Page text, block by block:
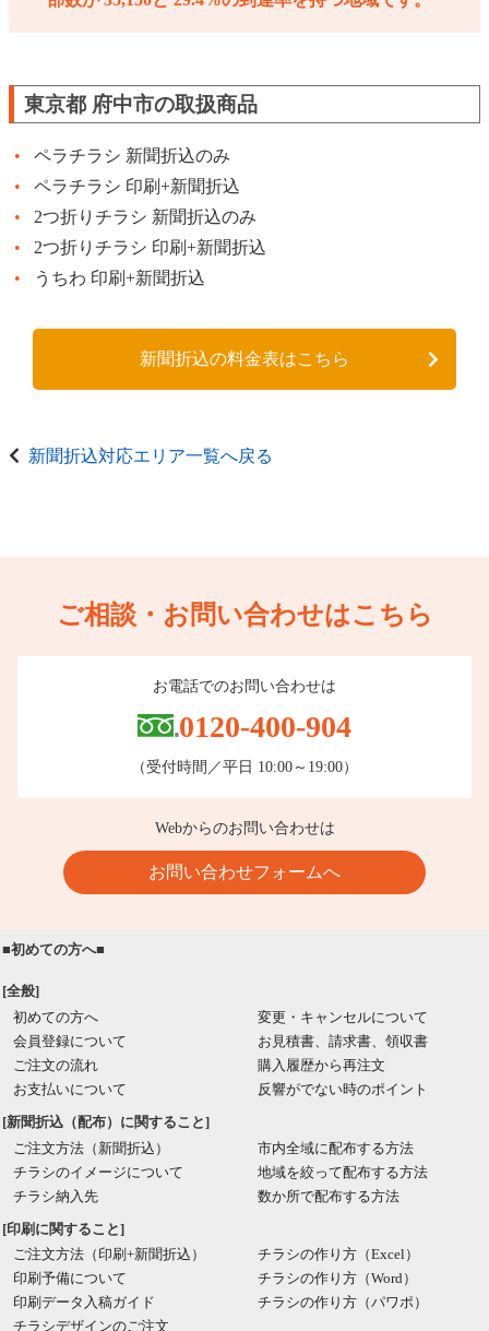
東京都 府中市の取扱商品
ペラチラシ 新聞折込のみ
ペラチラシ 印刷+新聞折込
2つ折りチラシ 新聞折込のみ
2つ折りチラシ 印刷+新聞折込
うちわ 印刷+新聞折込
新聞折込の料金表はこちら
新聞折込対応エリア一覧へ戻る
ご相談・お問い合わせはこちら
お電話でのお問い合わせは
0120-400-904
（受付時間／平日 10:00～19:00）
Webからのお問い合わせは
お問い合わせフォームへ
■初めての方へ■
[全般]
初めての方へ
会員登録について
ご注文の流れ
お支払いについて
変更・キャンセルについて
お見積書、請求書、領収書
購入履歴から再注文
反響がでない時のポイント
[新聞折込（配布）に関すること]
ご注文方法（新聞折込）
チラシのイメージについて
チラシ納入先
市内全域に配布する方法
地域を絞って配布する方法
数か所で配布する方法
[印刷に関すること]
ご注文方法（印刷+新聞折込）
印刷予備について
印刷データ入稿ガイド
チラシデザインのご注文
チラシの作り方（Excel）
チラシの作り方（Word）
チラシの作り方（パワポ）